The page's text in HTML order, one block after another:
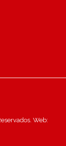
Web: